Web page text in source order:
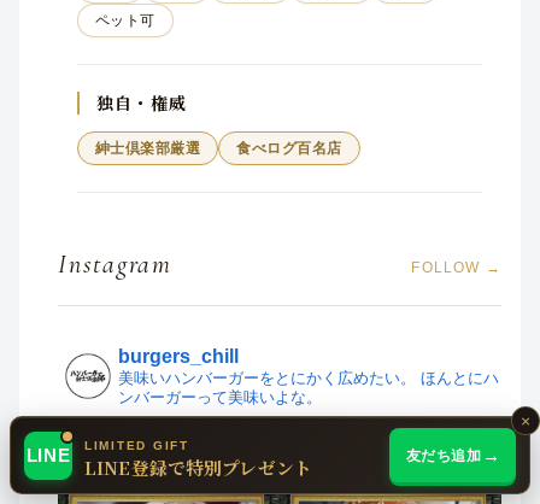
ペット可
独自・権威
紳士倶楽部厳選 食べログ百名店
Instagram FOLLOW →
burgers_chill
美味いハンバーガーをとにかく広めたい。
ほんとにハ
ンバーガーって美味いよな。
×
LINE LIMITED GIFT
LINE登録で特別プレゼント 友だち追加